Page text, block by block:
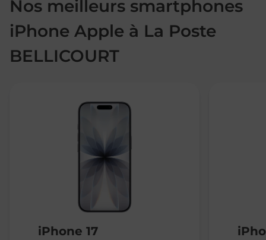
Nos meilleurs smartphones
iPhone Apple à La Poste
BELLICOURT
iPhone 17